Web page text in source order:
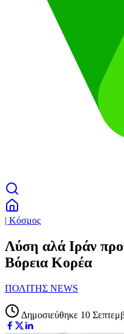
| Κόσμος
Λύση αλά Ιράν
Βόρεια Κορέα
ΠΟΛΙΤΗΣ NEWS
Δημοσιεύθηκε 10